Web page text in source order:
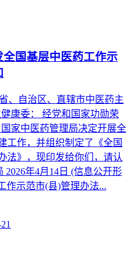
国基层中医药工作示
、自治区、直辖市中医药主
康委： 经党和国家功勋荣
家中医药管理局决定开展全
工作，并组织制定了《全国
法》，现印发给你们，请认
年4月14日 (信息公开形
作示范市(县)管理办法...